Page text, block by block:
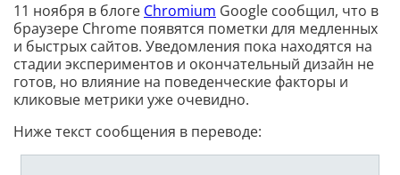
11 ноября в блоге Chromium Google сообщил, что в
браузере Chrome появятся пометки для медленных
и быстрых сайтов. Уведомления пока находятся на
стадии экспериментов и окончательный дизайн не
готов, но влияние на поведенческие факторы и
кликовые метрики уже очевидно.
Ниже текст сообщения в переводе: